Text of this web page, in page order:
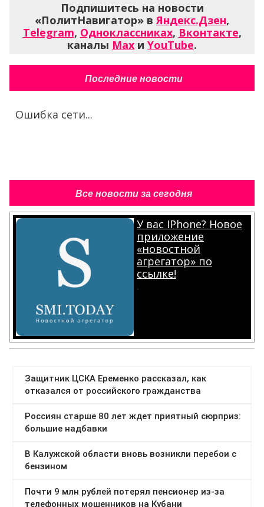
Подпишитесь на новости
«ПолитНавигатор» вЯндекс.Дзен,
Telegram, Одноклассниках, Вконтакте,
каналы Max и YouTube.
Последние новости
Ошибка сети...
Все новости за сегодня
У вас IPhone? Новое
приложение
«новостной
агрегатор» по
ссылке!
.